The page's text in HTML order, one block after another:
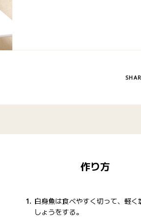
作り方
白身魚は食べやすく切って、軽く
しょうをする。